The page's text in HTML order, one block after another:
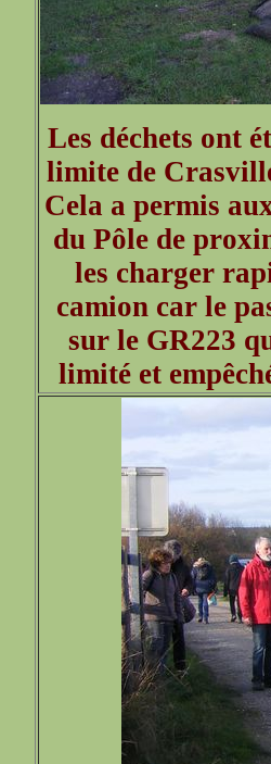
Les déchets ont
limite de
Cela a permis
du Pôle de
les charger
camion car le
sur le GR223
limité et